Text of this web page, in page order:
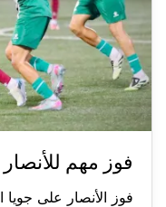
فوز مهم